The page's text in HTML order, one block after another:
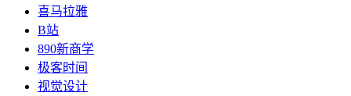
喜马拉雅
B站
890新商学
极客时间
视觉设计